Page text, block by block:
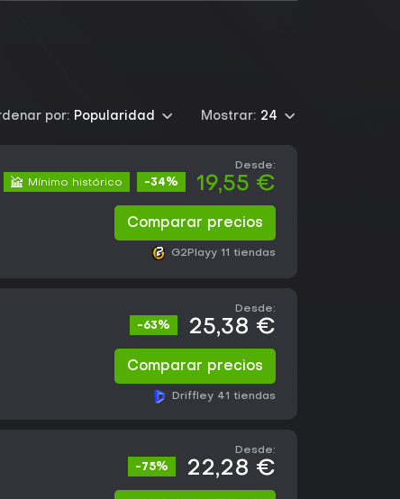
por: Popularidad Mostrar: 24
Mínimo histórico -34%
Desde:
19,55 €
Comparar precios
G2Playy 11 tiendas
-63%
Desde:
25,38 €
Comparar precios
Driffley 41 tiendas
-75%
Desde:
22,28 €